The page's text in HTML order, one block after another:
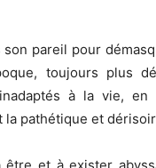
son pareil pour
toujours plus
à la vie,
pathétique et